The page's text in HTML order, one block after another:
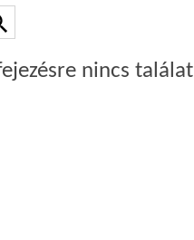
nincs találat